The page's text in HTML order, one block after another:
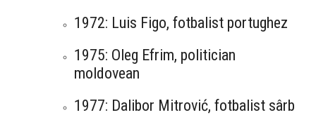
1972: Luis Figo, fotbalist portughez
1975: Oleg Efrim, politician
moldovean
1977: Dalibor Mitrović, fotbalist sârb